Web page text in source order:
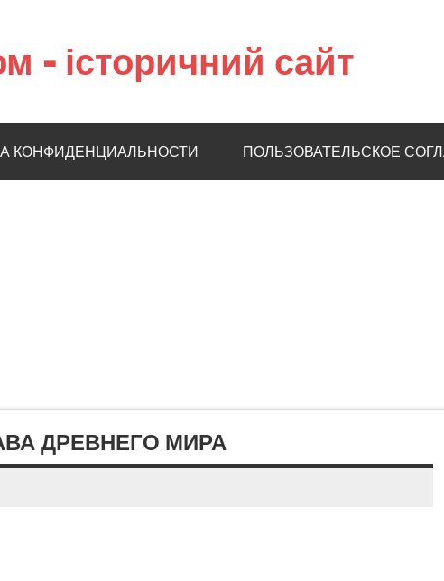
– історичний сайт
КОНФИДЕНЦИАЛЬНОСТИ ПОЛЬЗОВАТЕЛЬСКОЕ
ДРЕВНЕГО МИРА